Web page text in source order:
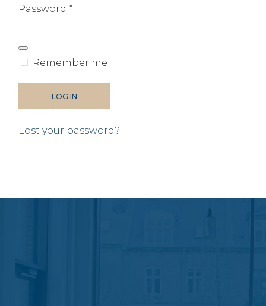
Alternative:
Remember me
LOG IN
Lost your password?